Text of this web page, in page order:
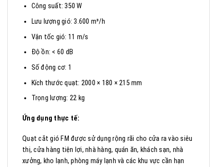
Công suất: 350 W
Lưu lượng gió: 3.600 m³/h
Vận tốc gió: 11 m/s
Độ ồn: < 60 dB
Số động cơ: 1
Kích thước quạt: 2000 × 180 × 215 mm
Trọng lượng: 22 kg
Ứng dụng thực tế:
Quạt cắt gió FM được sử dụng rộng rãi cho cửa ra vào siêu
thị, cửa hàng tiện lợi, nhà hàng, quán ăn, khách sạn, nhà
xưởng, kho lạnh, phòng máy lạnh và các khu vực cần hạn